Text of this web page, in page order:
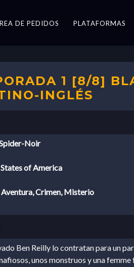
DE PEDIDOS PLATAFORMAS
1 [8/8]
INGLÉS
Noir
of America
Crimen, Misterio
Ben Reilly lo contratan para un
unos monstruos y una